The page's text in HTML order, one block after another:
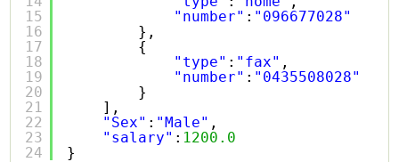
15
16
17
18
19
20
21
22
23
24
"number" : "096677028"
},
{
"type" : "fax" ,
"number" : "0435508028"
}
],
"Sex" : "Male" ,
"salary" : 1200.0
}